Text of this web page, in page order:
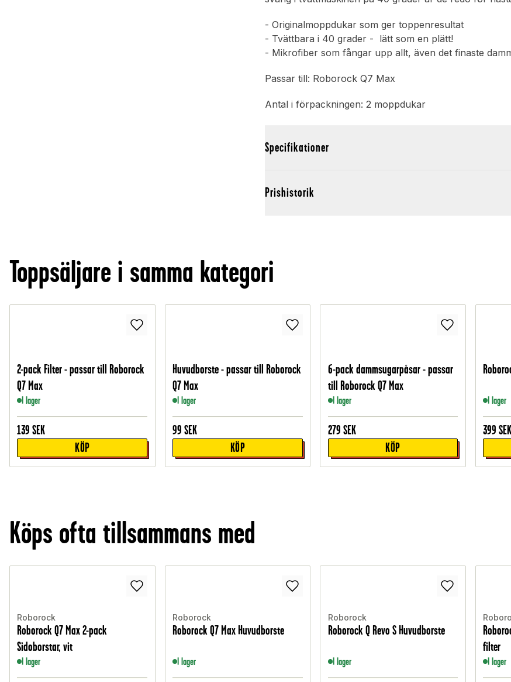
- Originalmoppdukar som ger toppenresultat
- Tvättbara i 40 grader - lätt som en plätt!
- Mikrofiber som fångar upp allt, även det finaste
Passar till: Roborock Q7 Max
Antal i förpackningen: 2 moppdukar
Specifikationer
Prishistorik
Toppsäljare i samma kategori
2-pack Filter - passar till Roborock
Q7 Max
I lager
139 SEK
KÖP
Huvudborste - passar till Roborock
Q7 Max
I lager
99 SEK
KÖP
6-pack dammsugarpåsar - passar
till Roborock Q7 Max
I lager
279 SEK
KÖP
I lager
399 SEK
Köps ofta tillsammans med
Roborock
Roborock Q7 Max 2-pack
Sidoborstar, vit
I lager
Roborock
Roborock Q7 Max Huvudborste
I lager
Roborock
Roborock Q Revo S Huvudborste
I lager
filter
I lager